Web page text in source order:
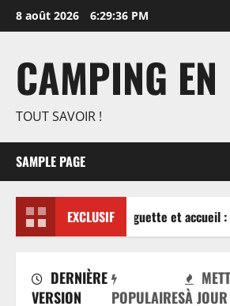
Aller
au
8 août 2026 6:29:37 PM
CAMPING EN
TOUT SAVOIR !
SAMPLE PAGE
EXCLUSIF
Piscine, guinguette et accueil :
DERNIÈRE
VERSION
POPULAIRESÀ JOUR